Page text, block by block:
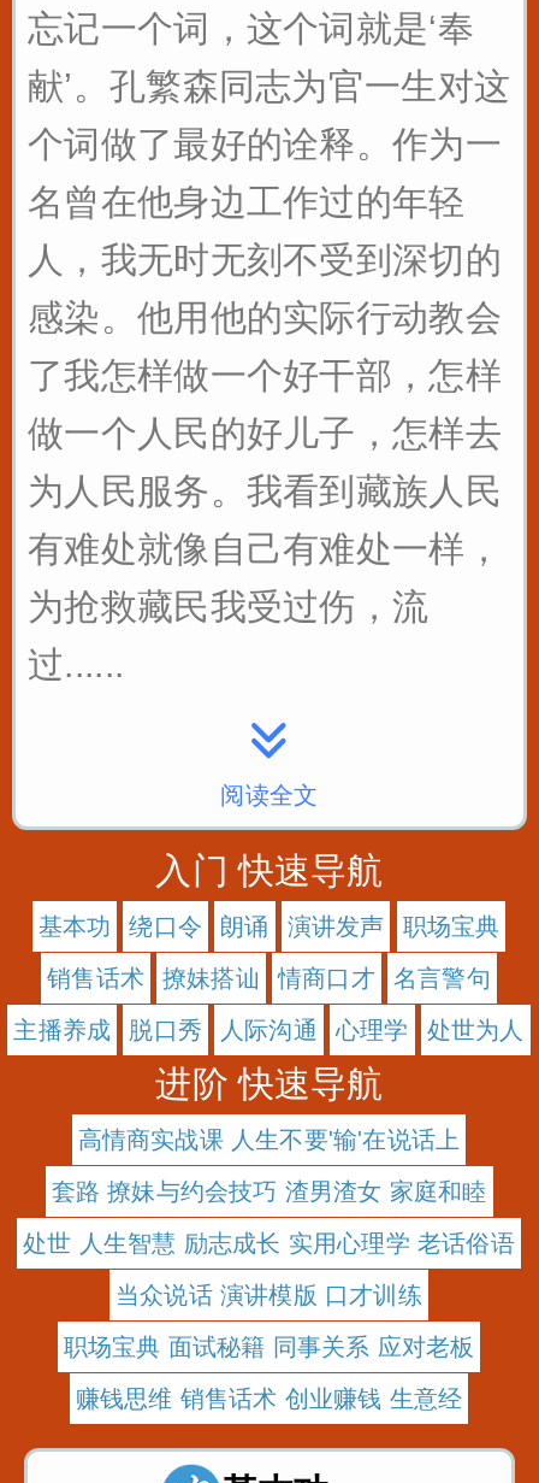
忘记一个词，这个词就是‘奉
献’。孔繁森同志为官一生对这
个词做了最好的诠释。作为一
名曾在他身边工作过的年轻
人，我无时无刻不受到深切的
感染。他用他的实际行动教会
了我怎样做一个好干部，怎样
做一个人民的好儿子，怎样去
为人民服务。我看到藏族人民
有难处就像自己有难处一样，
为抢救藏民我受过伤，流
过......
阅读全文
入门 快速导航
基本功 绕口令 朗诵 演讲发声
职场宝典
销售话术
撩妹搭讪 情商口才
名言警句
主播养成
脱口秀 人际沟通 心理学 处世为人
进阶 快速导航
高情商实战课 人生不要'输'在说话上
套路 撩妹与约会技巧 渣男渣女 家庭和睦
处世 人生智慧 励志成长 实用心理学 老话俗语
当众说话 演讲模版 口才训练
职场宝典 面试秘籍 同事关系 应对老板
赚钱思维 销售话术 创业赚钱 生意经